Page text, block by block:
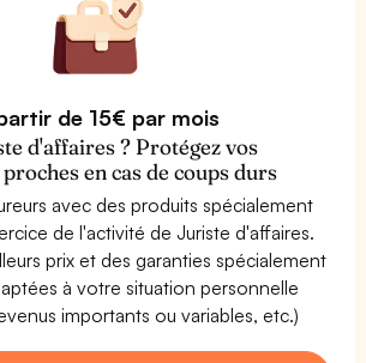
de 15€ par mois
d'affaires ? Protégez vos
en cas de coups durs
avec des produits spécialement
de l'activité de Juriste d'affaires.
prix et des garanties spécialement
à votre situation personnelle
importants ou variables, etc.)